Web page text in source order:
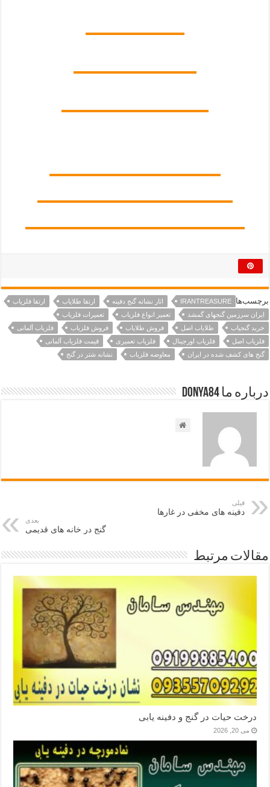
برچسب‌ها IRANTREASURE اثار نشانه گنج دفینه ارتقا طلایاب
ارتقا فلزیاب
ایران سرزمین گنجهای گمشد
تعمیر انواع فلزیاب
تعمیرات فلزیاب
خرید گنجیاب
طلایاب اصل فروش طلایاب فروش فلزیاب
فلزیاب آلمانی
فلزیاب اصل
فلزیاب اورجینال فلزیاب تعمیری
قیمت فلزیاب آلمانی
گنج های کشف شده در ایران
معاوضه فلزیاب نشانه شتر در گنج
درباره ما Donya84
قبلی
دفینه های مخفی در غارها
بعدی
گنج در خانه های قدیمی
مقالات مرتبط
درخت حیات در گنج و دفینه یابی
می 20, 2026